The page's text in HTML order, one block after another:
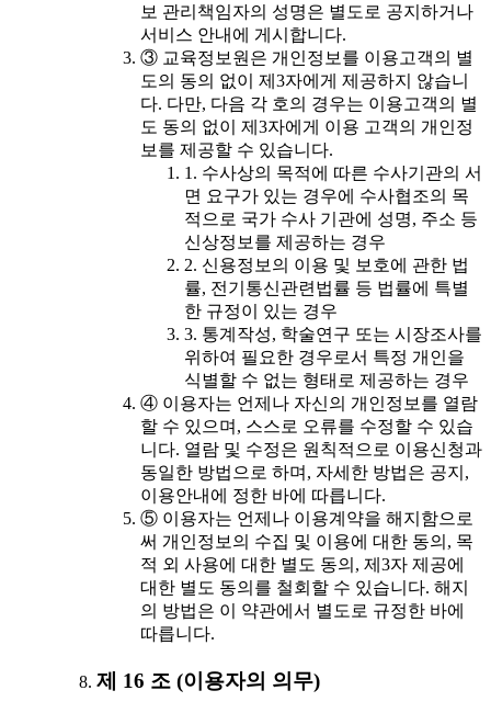
보 관리책임자의 성명은 별도로 공지하거나
서비스 안내에 게시합니다.
③ 교육정보원은 개인정보를 이용고객의 별
도의 동의 없이 제3자에게 제공하지 않습니
다. 다만, 다음 각 호의 경우는 이용고객의 별
도 동의 없이 제3자에게 이용 고객의 개인정
보를 제공할 수 있습니다.
1. 수사상의 목적에 따른 수사기관의 서
면 요구가 있는 경우에 수사협조의 목
적으로 국가 수사 기관에 성명, 주소 등
신상정보를 제공하는 경우
2. 신용정보의 이용 및 보호에 관한 법
률, 전기통신관련법률 등 법률에 특별
한 규정이 있는 경우
3. 통계작성, 학술연구 또는 시장조사를
위하여 필요한 경우로서 특정 개인을
식별할 수 없는 형태로 제공하는 경우
④ 이용자는 언제나 자신의 개인정보를 열람
할 수 있으며, 스스로 오류를 수정할 수 있습
니다. 열람 및 수정은 원칙적으로 이용신청과
동일한 방법으로 하며, 자세한 방법은 공지,
이용안내에 정한 바에 따릅니다.
⑤ 이용자는 언제나 이용계약을 해지함으로
써 개인정보의 수집 및 이용에 대한 동의, 목
적 외 사용에 대한 별도 동의, 제3자 제공에
대한 별도 동의를 철회할 수 있습니다. 해지
의 방법은 이 약관에서 별도로 규정한 바에
따릅니다.
제 16 조 (이용자의 의무)